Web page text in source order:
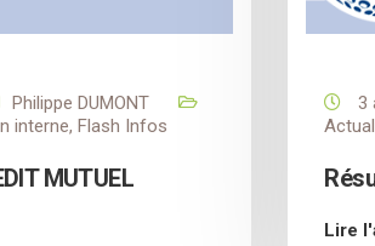
Philippe DUMONT
interne, Flash Infos
MUTUEL
3
Lire